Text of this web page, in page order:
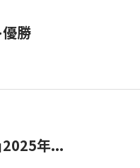
勝
2025年...